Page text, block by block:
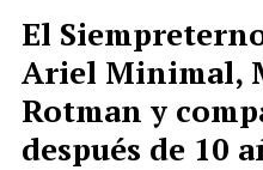
El
Ariel Minimal,
Rotman y
después de 10